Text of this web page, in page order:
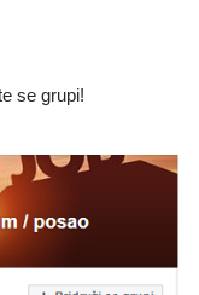
se grupi!